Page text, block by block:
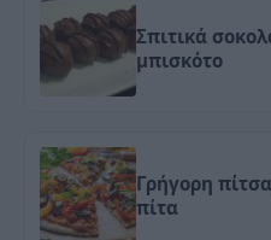
Σπιτικά
μπισκότο
Γρήγορη
πίτα